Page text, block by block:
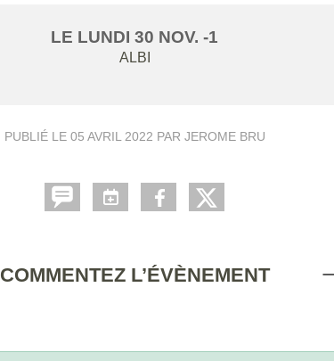
LE LUNDI 30 NOV. -1
ALBI
PUBLIÉ LE 05 AVRIL 2022 PAR JEROME BRU
COMMENTEZ L’ÉVÈNEMENT